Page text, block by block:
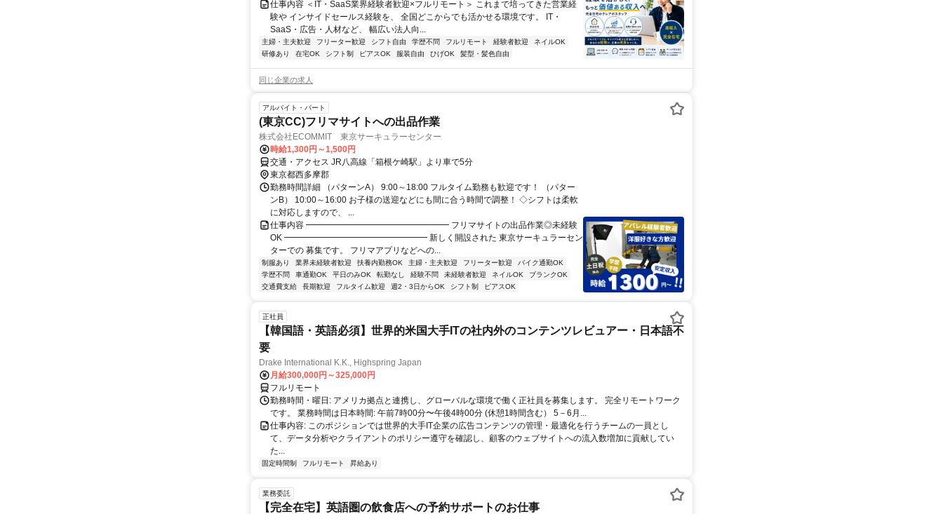
仕事内容 ＜IT・SaaS業界経験者歓迎×フルリモート＞ これまで培ってきた営業経
験や インサイドセールス経験を、 全国どこからでも活かせる環境です。 IT・
SaaS・広告・人材など、 幅広い法人向...
主婦・主夫歓迎 フリーター歓迎 シフト自由 学歴不問 フルリモート 経験者歓迎
ネイルOK
研修あり
在宅OK シフト制 ピアスOK 服装自由 ひげOK 髪型・髪色自由
同じ企業の求人
アルバイト・パート
(東京CC)フリマサイトへの出品作業
株式会社ECOMMIT 東京サーキュラーセンター
時給1,300円～1,500円
交通・アクセス JR八高線「箱根ケ崎駅」より車で5分
東京都西多摩郡
勤務時間詳細 （パターンA） 9:00～18:00 フルタイム勤務も歓迎です！ （パター
ンB） 10:00～16:00 お子様の送迎などにも間に合う時間で調整！ ◇シフトは柔軟
に対応しますので、 ...
仕事内容 ━━━━━━━━━━━━━━━━━ フリマサイトの出品作業◎未経験
OK ━━━━━━━━━━━━━━━━━ 新しく開設された 東京サーキュラーセン
ターでの 募集です。 フリマアプリなどへの...
制服あり 業界未経験者歓迎 扶養内勤務OK 主婦・主夫歓迎 フリーター歓迎
バイク通勤OK
学歴不問
車通勤OK 平日のみOK 転勤なし 経験不問 未経験者歓迎 ネイルOK
ブランクOK
交通費支給
長期歓迎 フルタイム歓迎 週2・3日からOK シフト制 ピアスOK
正社員
【韓国語・英語必須】世界的米国大手ITの社内外のコンテンツレビュアー・日本語不
要
Drake International K.K., Highspring Japan
月給300,000円～325,000円
フルリモート
勤務時間・曜日: アメリカ拠点と連携し、グローバルな環境で働く正社員を募集します。 完全リモートワーク
です。 業務時間は日本時間: 午前7時00分〜午後4時00分 (休憩1時間含む） 5－6月...
仕事内容: このポジションでは世界的大手IT企業の広告コンテンツの管理・最適化を行うチームの一員とし
て、データ分析やクライアントのポリシー遵守を確認し、顧客のウェブサイトへの流入数増加に貢献してい
た...
固定時間制 フルリモート 昇給あり
業務委託
【完全在宅】英語圏の飲食店への予約サポートのお仕事